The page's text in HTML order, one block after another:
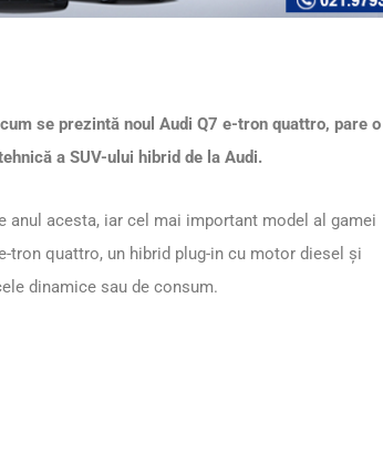
se prezintă noul Audi Q7 e-tron quattro, pare o
a SUV-ului hibrid de la Audi.
anul acesta, iar cel mai important model al gamei
tron quattro, un hibrid plug-in cu motor diesel și
dinamice sau de consum.